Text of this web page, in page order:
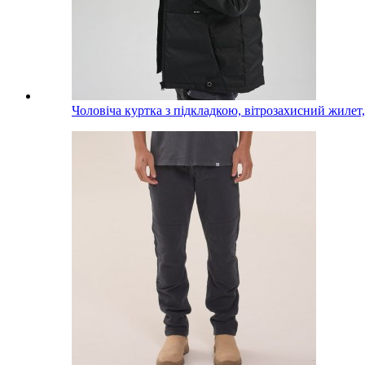
Чоловіча куртка з підкладкою, вітрозахисний